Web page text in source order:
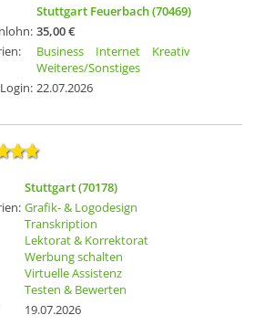
Stuttgart Feuerbach (70469)
35,00 €
Business Internet
Kreativ
Weiteres/Sonstiges
22.07.2026
Stuttgart (70178)
Grafik- & Logodesign
Transkription
Lektorat & Korrektorat
Werbung schalten
Virtuelle Assistenz
Testen & Bewerten
19.07.2026